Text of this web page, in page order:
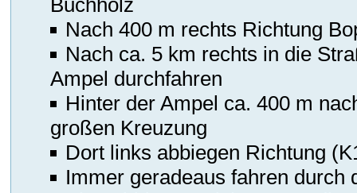
Buchholz
Nach 400 m rechts Richtung
Nach ca. 5 km rechts in die
Ampel durchfahren
Hinter der Ampel ca. 400 m
großen Kreuzung
Dort links abbiegen Richtung
Immer geradeaus fahren durch